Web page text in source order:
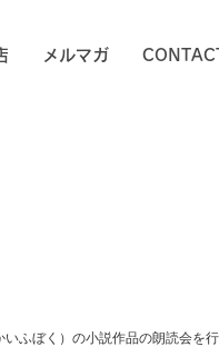
メルマガ
いふぼく）の小説作品の朗読会を